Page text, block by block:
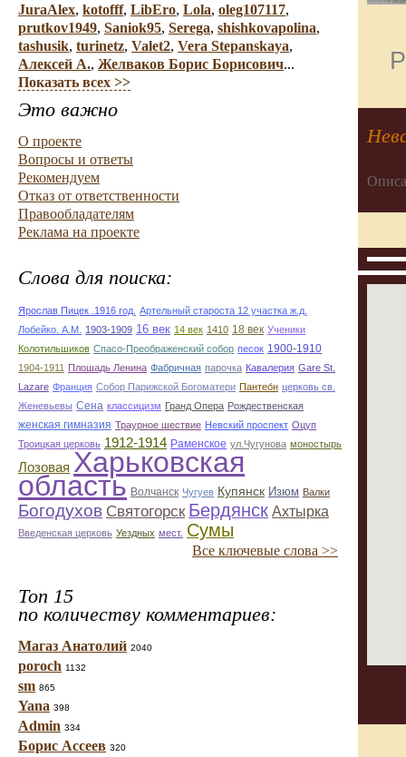
JuraAlex, kotofff, LibEro, Lola, oleg107117,
prutkov1949, Saniok95, Serega, shishkovapolina,
tashusik, turinetz, Valet2, Vera Stepanskaya,
Алексей А., Желваков Борис Борисович...
Показать всех >>
Это важно
О проекте
Вопросы и ответы
Рекомендуем
Отказ от ответственности
Правообладателям
Реклама на проекте
Слова для поиска:
Ярослав Пицек .1916 год. Артельный староста 12 участка ж.д.
Лобейко. А.М.
1903-1909 16 век 14 век 1410 18 век Ученики
Колотильшиков Спасо-Преображенский собор песок 1900-1910
1904-1911 Плошадь Ленина Фабричная парочка Кавалерия Gare St.
Lazare Франция Собор Парижской Богоматери Пантео́н церковь св.
Женевьевы Сена классицизм Гранд Опера Рождественская
женская гимназия Траурное шествие Невский проспект Оцуп
Троицкая церковь 1912-1914 Раменское ул.Чугунова моностырь
Лозовая Харьковская
область Волчанск Чугуев Купянск Изюм Валки
Богодухов Святогорск Бердянск Ахтырка
Введенская церковь Уездных мест. Сумы
Все ключевые слова >>
Топ 15
по количеству комментариев:
Магаз Анатолий 2040
poroch 1132
sm 865
Yana 398
Admin 334
Борис Ассеев 320